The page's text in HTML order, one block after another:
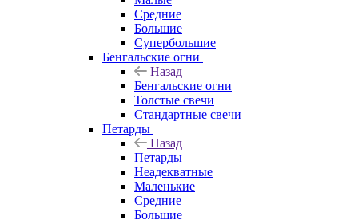
Средние
Большие
Супербольшие
Бенгальские огни
Назад
Бенгальские огни
Толстые свечи
Стандартные свечи
Петарды
Назад
Петарды
Неадекватные
Маленькие
Средние
Большие